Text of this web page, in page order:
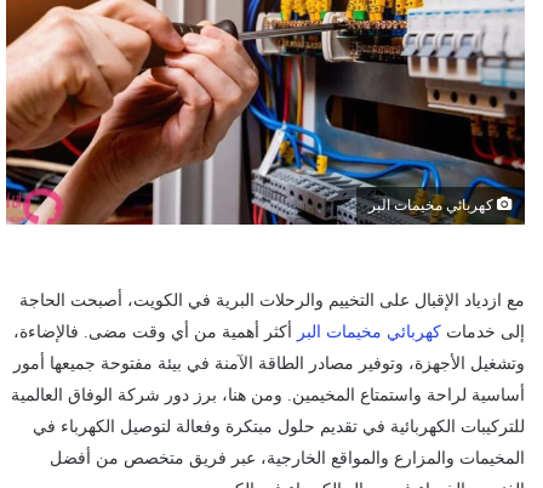
كهربائي مخيمات البر
مع ازدياد الإقبال على التخييم والرحلات البرية في الكويت، أصبحت الحاجة
إلى خدمات كهربائي مخيمات البر
أكثر أهمية من أي وقت مضى. فالإضاءة،
وتشغيل الأجهزة، وتوفير مصادر الطاقة الآمنة في بيئة مفتوحة جميعها أمور
أساسية لراحة واستمتاع المخيمين. ومن هنا، برز دور شركة الوفاق العالمية
للتركيبات الكهربائية في تقديم حلول مبتكرة وفعالة لتوصيل الكهرباء في
المخيمات والمزارع والمواقع الخارجية، عبر فريق متخصص من أفضل